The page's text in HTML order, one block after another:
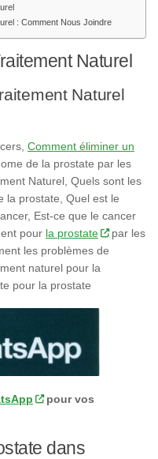
: Comment Nous Joindre
Naturel
Naturel
Comment éliminer un
de la prostate par les
Naturel, Quels sont les
la prostate, Quel est le
Est-ce que le cancer
pour la prostate
par les
les problèmes de
naturel pour la
pour la prostate
pour vos
dans